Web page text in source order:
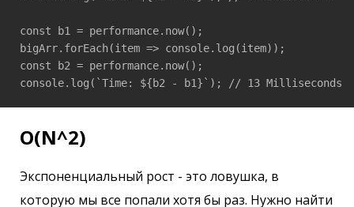
const b1 = performance.now();
bigArr.forEach(item => console.log(item));
const b2 = performance.now();
O(N^2)
Экспоненциальный рост - это ловушка, в
которую мы все попали хотя бы раз. Нужно найти